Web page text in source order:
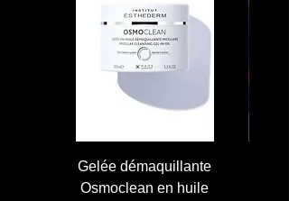
Gelée démaquillante
Osmoclean en huile